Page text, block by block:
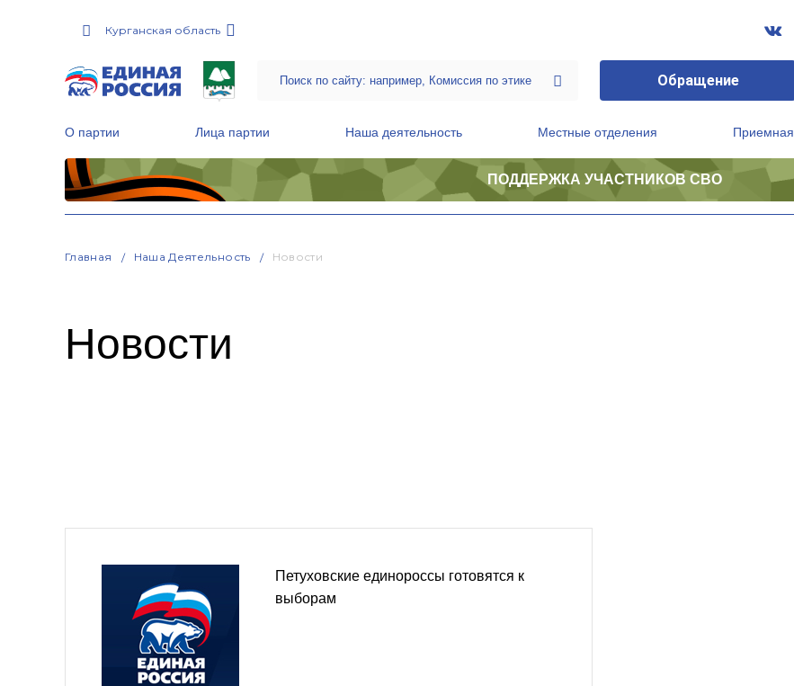
Курганская область
Обращение
О партии Лица партии Наша деятельность Местные отделения Приемная
ПОДДЕРЖКА УЧАСТНИКОВ СВО
Главная Наша Деятельность Новости
Новости
Петуховские единороссы готовятся к
выборам